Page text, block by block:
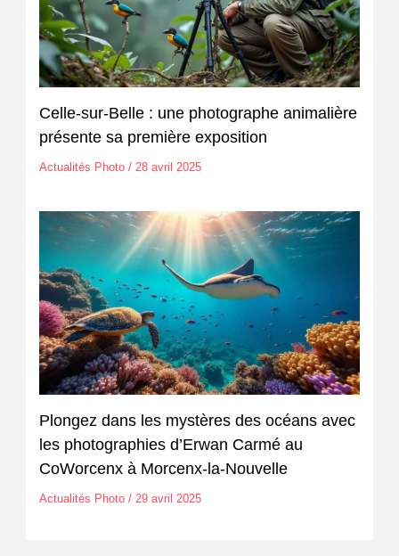
Celle-sur-Belle : une photographe animalière
présente sa première exposition
Actualités Photo/ 28 avril 2025
Plongez dans les mystères des océans avec
les photographies d’Erwan Carmé au
CoWorcenx à Morcenx-la-Nouvelle
Actualités Photo/ 29 avril 2025